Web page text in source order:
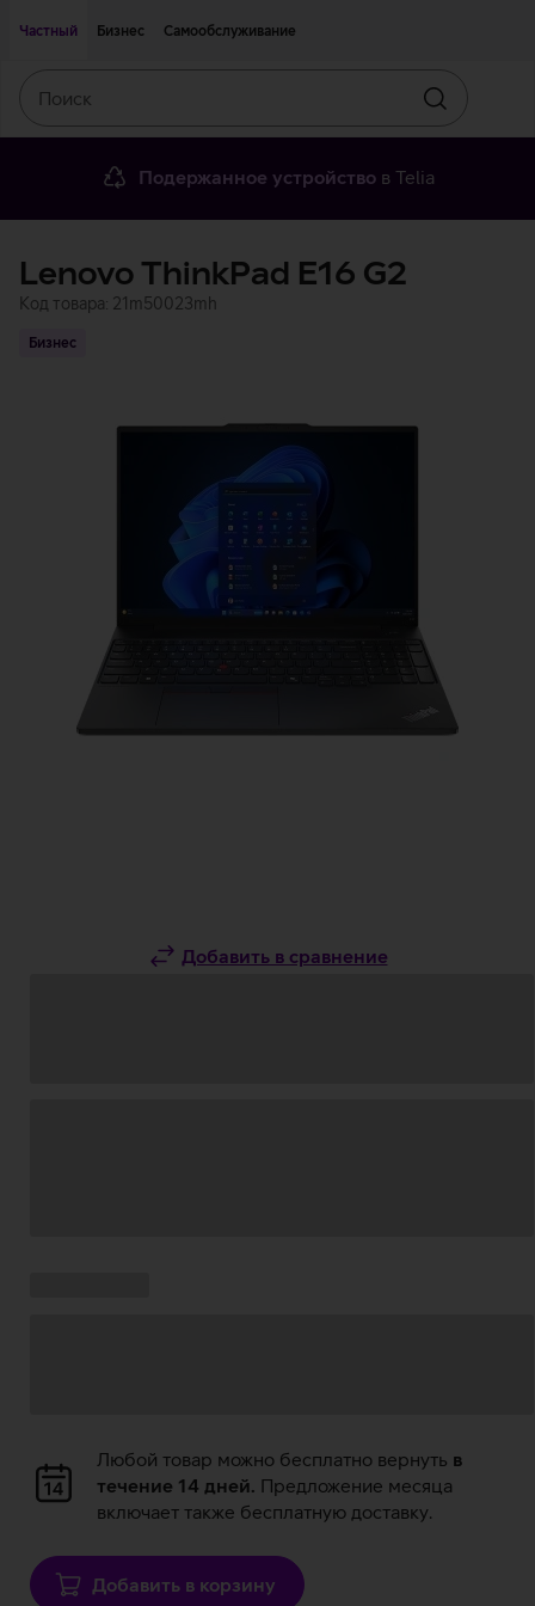
Частный
Бизнес Самообслуживание
Искать
Подержанное устройство в Telia
Lenovo ThinkPad E16 G2
Код товара: 21m50023mh
Бизнес
Добавить в сравнение
Загрузка
данных
Любой товар можно бесплатно вернуть в
течение 14 дней. Предложение месяца
включает также бесплатную доставку.
Добавить в корзину